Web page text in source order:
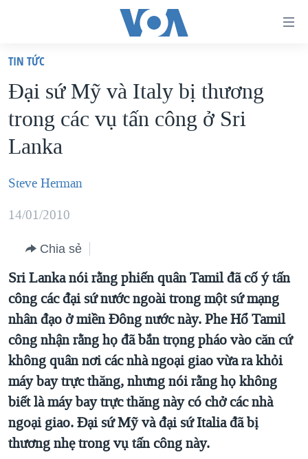
truy
cập
Tới
nội
chính
điều
hướng
Đi
tới
"Tìm"
VIỆT NAM
HOA KỲ
BIỂN ĐÔNG
THẾ GIỚI
DIỄN ĐÀN
MỤC
TỰ DO BÁO CHÍ
VẠCH TRẦN TIN GIẢ
NGƯỜI VIỆT HẢI NGOẠI
ĐỜI SỐNG
KINH TẾ
KHOA HỌC
SỨC KHOẺ
VĂN HOÁ
CHUYÊN ĐỀ
CHIẾN TRANH THƯƠNG MẠI CỦA MỸ: QUÁ KHỨ VÀ HIỆN
TẠI
HÀNH TRÌNH BẦU CỬ 2024
MỘT NĂM CHIẾN TRANH TẠI DẢI GAZA
GIẢI MÃ VÀNH ĐAI & CON ĐƯỜNG
NGÀY TỊ NẠN THẾ GIỚI
TRỊNH VĨNH BÌNH - NGƯỜI HẠ 'BÊN THẮNG CUỘC'
HỌC TIẾNG ANH
VIDEO
NGHE
MẠNG XÃ HỘI
Ngôn ngữ khác
TIN TỨC
Đại sứ Mỹ và Italy bị thương
trong các vụ tấn công ở Sri
Lanka
Steve Herman
14/01/2010
Chia sẻ
Sri Lanka nói rằng phiến quân Tamil đã cố ý tấn
công các đại sứ nước ngoài trong một sứ mạng
nhân đạo ở miền Đông nước này. Phe Hổ Tamil
công nhận rằng họ đã bắn trọng pháo vào căn cứ
không quân nơi các nhà ngoại giao vừa ra khỏi
máy bay trực thăng, nhưng nói rằng họ không
biết là máy bay trực thăng này có chở các nhà
ngoại giao. Đại sứ Mỹ và đại sứ Italia đã bị
thương nhẹ trong vụ tấn công này.